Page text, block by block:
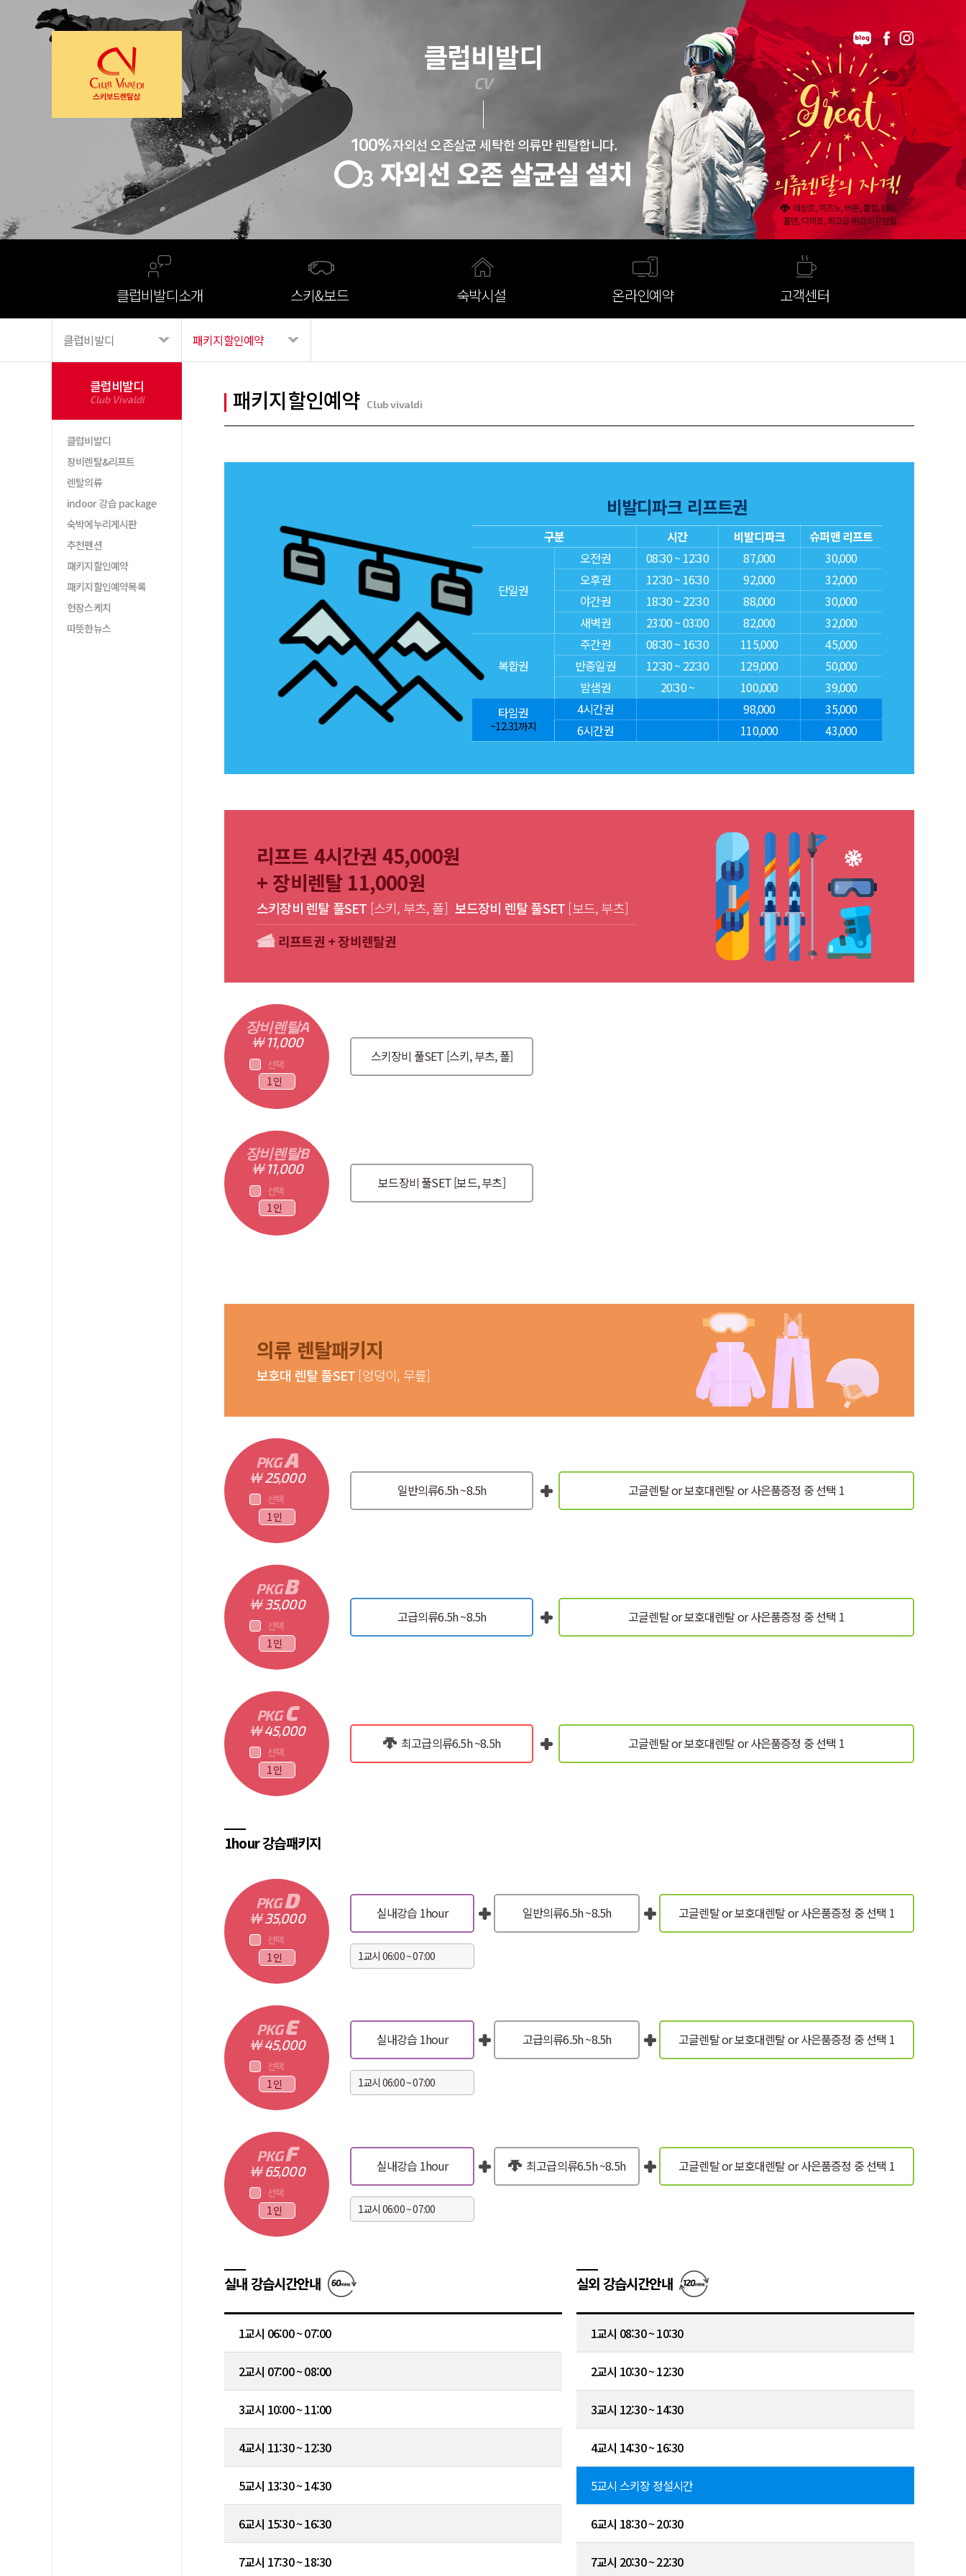
클럽비발디
CV
100%자외선 오존살균 세탁한 의류만 렌탈합니다.
3 자외선 오존 살균실 설치
클럽비발디소개 스키&보드 숙박시설 온라인예약 고객센터
클럽비발디 패키지할인예약
클럽비발디
Club Vivaldi
클럽비발디
장비렌탈&리프트
렌탈의류
indoor 강습 package
숙박에누리게시판
추천펜션
패키지할인예약
패키지할인예약목록
현장스케치
따뜻한뉴스
패키지할인예약 Club vivaldi
비발디파크 리프트권
구분 시간 비발디파크 슈퍼맨 리프트
단일권
오전권 08:30 ~ 12:30 87,000
30,000
오후권
12:30 ~ 16:30 92,000
32,000
야간권
18:30 ~ 22:30 88,000
30,000
새벽권
23:00 ~ 03:00 82,000 32,000
복합권
주간권 08:30 ~ 16:30 115,000
45,000
반종일권
12:30 ~ 22:30 129,000
50,000
밤샘권
20:30 ~ 100,000
39,000
타임권
~12.31까지
4시간권 98,000
35,000
6시간권
110,000 43,000
리프트 4시간권 45,000원
+ 장비렌탈 11,000원
스키장비 렌탈 풀SET [스키, 부츠, 폴] 보드장비 렌탈 풀SET [보드, 부츠]
리프트권 + 장비렌탈권
장비렌탈A
￦ 11,000
선택 스키장비 풀SET [스키, 부츠, 폴]
장비렌탈B
￦ 11,000
선택 보드장비 풀SET [보드, 부츠]
의류 렌탈패키지
보호대 렌탈 풀SET [엉덩이, 무릎]
PKGA
￦ 25,000
선택
일반의류6.5h ~8.5h 고글렌탈 or 보호대렌탈or 사은품증정 중 선택 1
PKGB
￦ 35,000
선택
고급의류6.5h ~8.5h 고글렌탈 or 보호대렌탈 or사은품증정 중 선택 1
PKGC
￦ 45,000
선택
최고급의류6.5h ~8.5h 고글렌탈 or 보호대렌탈or 사은품증정 중 선택 1
1hour 강습패키지
PKGD
￦ 35,000
선택
실내강습 1hour 일반의류6.5h ~8.5h 고글렌탈 or 보호대렌탈or 사은품증정 중 선택 1
PKGE
￦ 45,000
선택
실내강습 1hour 고급의류6.5h ~8.5h 고글렌탈 or 보호대렌탈or 사은품증정 중 선택 1
PKGF
￦ 65,000
선택
실내강습 1hour 최고급의류6.5h ~8.5h 고글렌탈 or 보호대렌탈or 사은품증정 중 선택 1
실내 강습시간안내
1교시 06:00 ~ 07:00
2교시 07:00 ~ 08:00
3교시 10:00 ~ 11:00
4교시 11:30 ~ 12:30
5교시 13:30 ~ 14:30
6교시 15:30 ~ 16:30
7교시 17:30 ~ 18:30
실외 강습시간안내
1교시 08:30 ~ 10:30
2교시 10:30 ~ 12:30
3교시 12:30 ~ 14:30
4교시 14:30 ~ 16:30
5교시 스키장 정설시간
6교시 18:30 ~ 20:30
7교시 20:30 ~ 22:30